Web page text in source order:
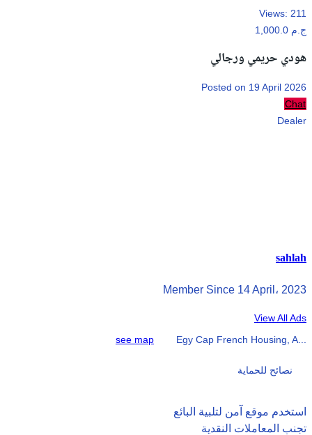
Views: 211
1,000.0 ج.م
هودي حريمي ورجالي
Posted on 19 April 2026
Chat
Dealer
sahlah
Member Since 14 April، 2023
View All Ads
see map
Egy Cap French Housing, A...
نصائح للحماية
استخدم موقع آمن لتلبية البائع
تجنب المعاملات النقدية